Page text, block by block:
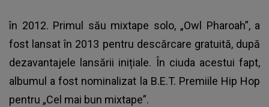
în 2012. Primul său mixtape solo, „Owl Pharoah”, a
fost lansat în 2013 pentru descărcare gratuită, după
dezavantajele lansării inițiale. În ciuda acestui fapt,
albumul a fost nominalizat la B.E.T. Premiile Hip Hop
pentru „Cel mai bun mixtape”.